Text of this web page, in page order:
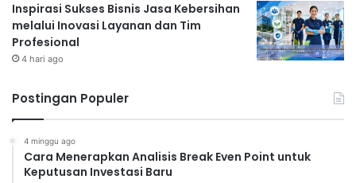
Inspirasi Sukses Bisnis Jasa Kebersihan
melalui Inovasi Layanan dan Tim
Profesional
4 hari ago
Postingan Populer
4 minggu ago
Cara Menerapkan Analisis Break Even Point untuk
Keputusan Investasi Baru